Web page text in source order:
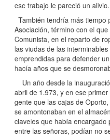
ese trabajo le pareció un alivio.
También tendría más tiempo
Asociación, término con el
Comunista, en el reparto de
las viudas de las
emprendidas para defender
hacía años que se
Un año desde la
abril de 1.973, y en ese
gente que las cajas de
se amontonaban en el
claveles que había
entre las señoras, podían no